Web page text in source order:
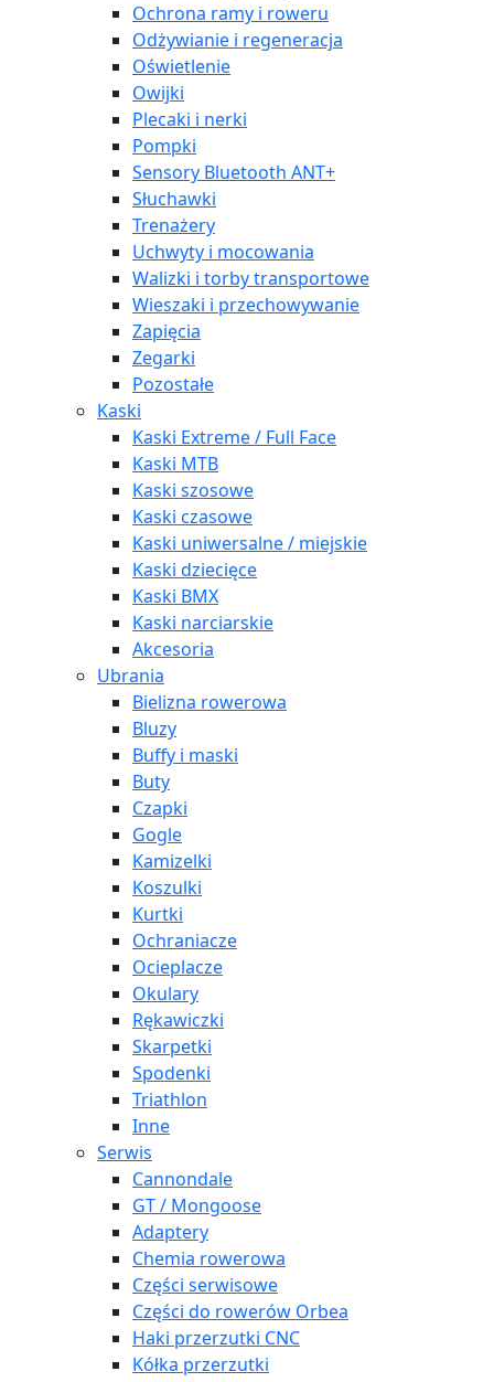
Ochrona ramy i roweru
Odżywianie i regeneracja
Oświetlenie
Owijki
Plecaki i nerki
Pompki
Sensory Bluetooth ANT+
Słuchawki
Trenażery
Uchwyty i mocowania
Walizki i torby transportowe
Wieszaki i przechowywanie
Zapięcia
Zegarki
Pozostałe
Kaski
Kaski Extreme / Full Face
Kaski MTB
Kaski szosowe
Kaski czasowe
Kaski uniwersalne / miejskie
Kaski dziecięce
Kaski BMX
Kaski narciarskie
Akcesoria
Ubrania
Bielizna rowerowa
Bluzy
Buffy i maski
Buty
Czapki
Gogle
Kamizelki
Koszulki
Kurtki
Ochraniacze
Ocieplacze
Okulary
Rękawiczki
Skarpetki
Spodenki
Triathlon
Inne
Serwis
Cannondale
GT / Mongoose
Adaptery
Chemia rowerowa
Części serwisowe
Części do rowerów Orbea
Haki przerzutki CNC
Kółka przerzutki